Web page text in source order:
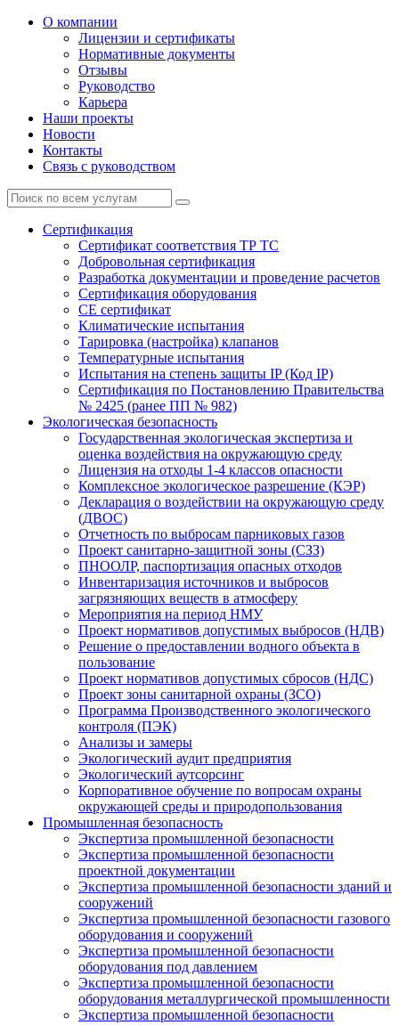
О компании
Лицензии и сертификаты
Нормативные документы
Отзывы
Руководство
Карьера
Наши проекты
Новости
Контакты
Связь с руководством
Сертификация
Cертификат соответствия ТР ТС
Добровольная сертификация
Разработка документации и проведение расчетов
Сертификация оборудования
CE cертификат
Климатические испытания
Тарировка (настройка) клапанов
Температурные испытания
Испытания на степень защиты IP (Код IP)
Сертификация по Постановлению Правительства
№ 2425 (ранее ПП № 982)
Экологическая безопасность
Государственная экологическая экспертиза и
оценка воздействия на окружающую среду
Лицензия на отходы 1-4 классов опасности
Комплексное экологическое разрешение (КЭР)
Декларация о воздействии на окружающую среду
(ДВОС)
Отчетность по выбросам парниковых газов
Проект санитарно-защитной зоны (СЗЗ)
ПНООЛР, паспортизация опасных отходов
Инвентаризация источников и выбросов
загрязняющих веществ в атмосферу
Мероприятия на период НМУ
Проект нормативов допустимых выбросов (НДВ)
Решение о предоставлении водного объекта в
пользование
Проект нормативов допустимых сбросов (НДС)
Проект зоны санитарной охраны (ЗСО)
Программа Производственного экологического
контроля (ПЭК)
Анализы и замеры
Экологический аудит предприятия
Экологический аутсорсинг
Корпоративное обучение по вопросам охраны
окружающей среды и природопользования
Промышленная безопасность
Экспертиза промышленной безопасности
Экспертиза промышленной безопасности
проектной документации
Экспертиза промышленной безопасности зданий и
сооружений
Экспертиза промышленной безопасности газового
оборудования и сооружений
Экспертиза промышленной безопасности
оборудования под давлением
Экспертиза промышленной безопасности
оборудования металлургической промышленности
Экспертиза промышленной безопасности